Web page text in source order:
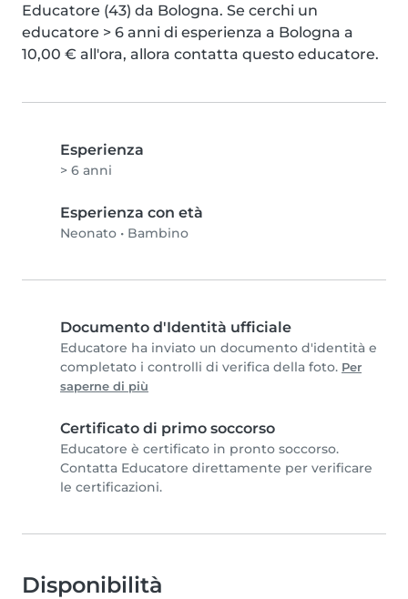
Educatore (43) da Bologna. Se cerchi un
educatore > 6 anni di esperienza a Bologna a
10,00 € all'ora, allora contatta questo educatore.
Esperienza
> 6 anni
Esperienza con età
Neonato • Bambino
Documento d'Identità ufficiale
Educatore ha inviato un documento d'identità e
completato i controlli di verifica della foto. Per
saperne di più
Certificato di primo soccorso
Educatore è certificato in pronto soccorso.
Contatta Educatore direttamente per verificare
le certificazioni.
Disponibilità